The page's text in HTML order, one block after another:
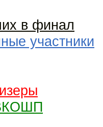
в финал
участники